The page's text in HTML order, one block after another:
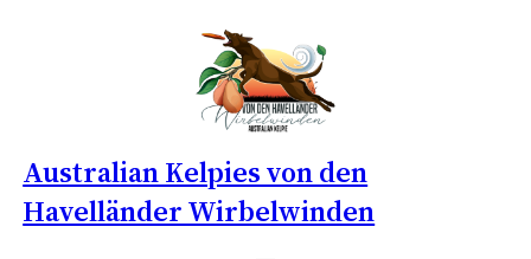
Australian Kelpies von den
Havelländer Wirbelwinden